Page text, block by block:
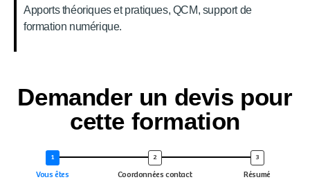
Apports théoriques et pratiques, QCM, support de
formation numérique.
Demander un devis pour
cette formation
Vous êtes Coordonnées contact Résumé